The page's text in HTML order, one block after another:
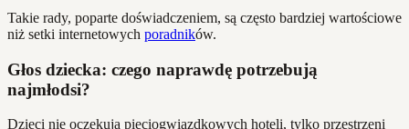
Takie rady, poparte doświadczeniem, są często bardziej wartościowe
niż setki internetowych poradników.
Głos dziecka: czego naprawdę potrzebują
najmłodsi?
Dzieci nie oczekują pięciogwiazdkowych hoteli, tylko przestrzeni